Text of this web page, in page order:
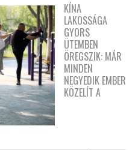
KÍNA
LAKOSSÁGA
GYORS
ÜTEMBEN
ÖREGSZIK: MÁR
MINDEN
NEGYEDIK EMBER
KÖZELÍT A